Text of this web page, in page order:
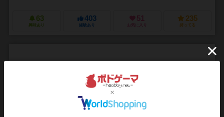
63
興味あり
403
経験あり
51
お気に入り
235
持ってる
スティックゲーム
Stick game